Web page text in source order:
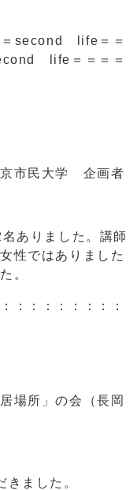
second life＝＝
life＝＝＝＝
民大学 企画者
ありました。講師
性ではありました
した。
：：：：：：：
所」の会（長岡
だきました。